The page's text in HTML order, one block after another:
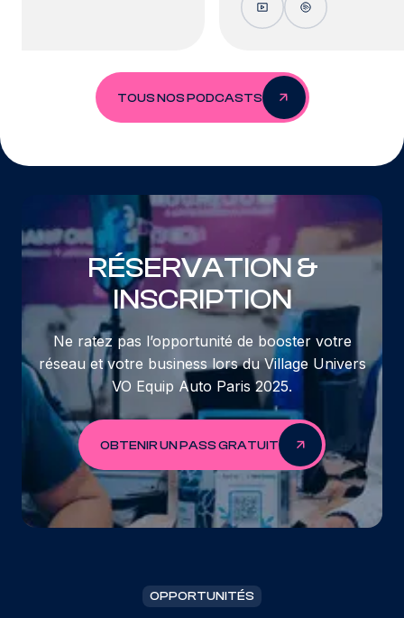
TOUS NOS PODCASTS
RÉSERVATION &
INSCRIPTION
Ne ratez pas l’opportunité de booster votre
réseau et votre business lors du Village Univers
VO Equip Auto Paris 2025.
OBTENIR UN PASS GRATUIT
OPPORTUNITÉS